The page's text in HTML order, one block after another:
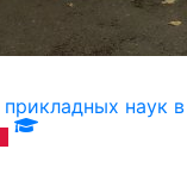
наук в